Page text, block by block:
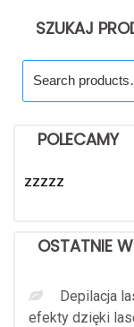
SZUKAJ
for:
POLECAMY
zzzzz
OSTATNIE
Depilacja
efekty dzięki